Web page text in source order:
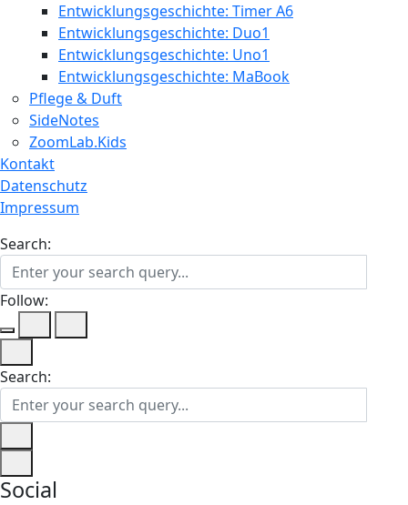
Entwicklungsgeschichte: Timer A6
Entwicklungsgeschichte: Duo1
Entwicklungsgeschichte: Uno1
Entwicklungsgeschichte: MaBook
Pflege & Duft
SideNotes
ZoomLab.Kids
Kontakt
Datenschutz
Impressum
Search:
Follow:
Search:
Social